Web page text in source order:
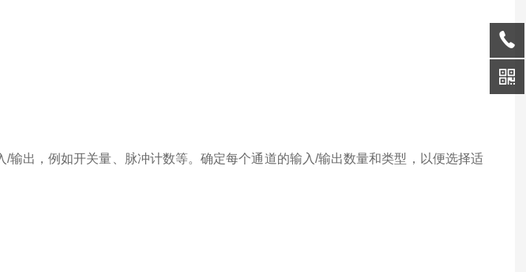
出，例如开关量、脉冲计数等。确定每个通道的输入/输出数量和类型，以便选择适